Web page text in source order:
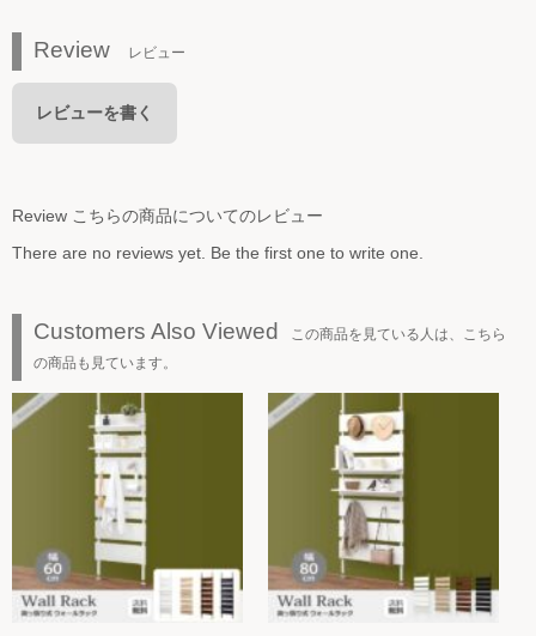
Review レビュー
レビューを書く
Review こちらの商品についてのレビュー
There are no reviews yet. Be the first one to write one.
Customers Also Viewed
この商品を見ている人は、こちら
の商品も見ています。